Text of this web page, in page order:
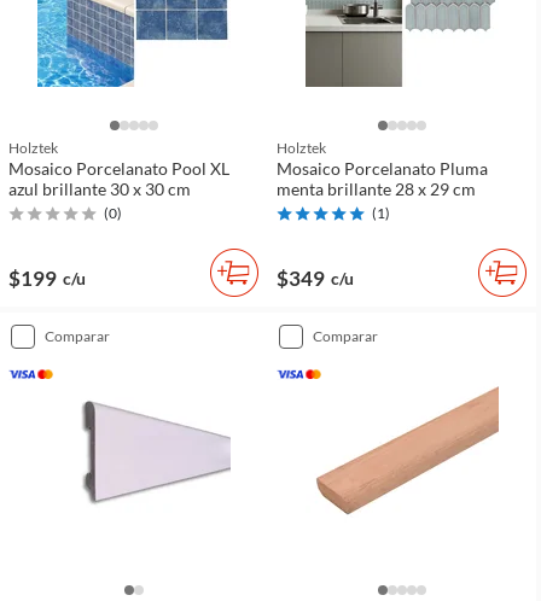
Holztek
Mosaico Porcelanato Pool XL
azul brillante 30 x 30 cm
(0)
$199 c/u
Holztek
Mosaico Porcelanato Pluma
menta brillante 28 x 29 cm
(1)
$349 c/u
comparar comparar